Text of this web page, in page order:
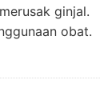
ginjal.
obat.